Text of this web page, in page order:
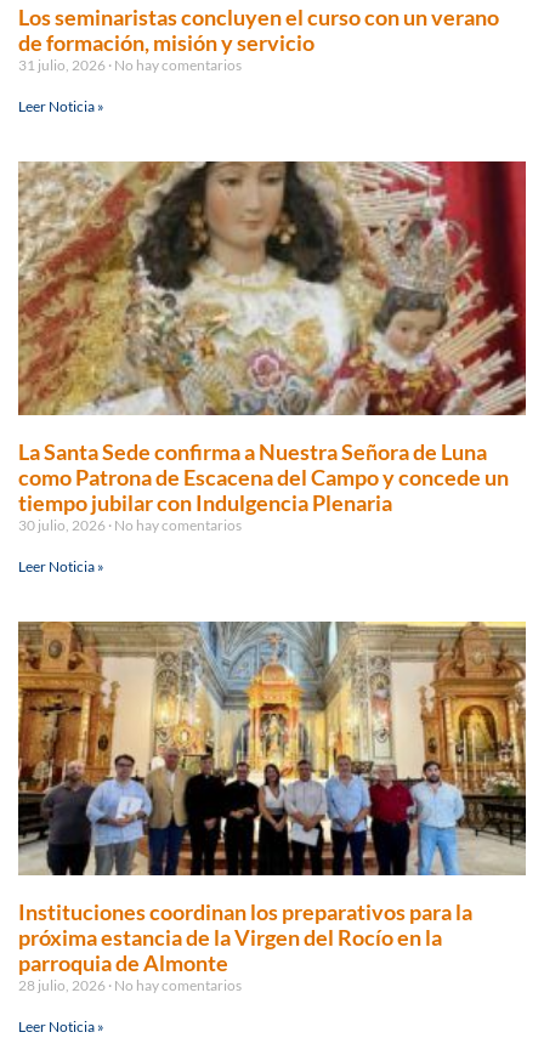
Los seminaristas concluyen el curso con un verano
de formación, misión y servicio
31 julio, 2026 No hay comentarios
Leer Noticia »
La Santa Sede confirma a Nuestra Señora de Luna
como Patrona de Escacena del Campo y concede un
tiempo jubilar con Indulgencia Plenaria
30 julio, 2026 No hay comentarios
Leer Noticia »
Instituciones coordinan los preparativos para la
próxima estancia de la Virgen del Rocío en la
parroquia de Almonte
28 julio, 2026 No hay comentarios
Leer Noticia »